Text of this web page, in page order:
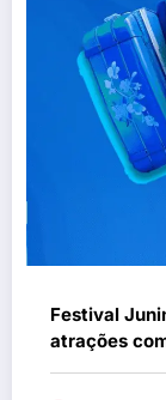
Festival
atrações